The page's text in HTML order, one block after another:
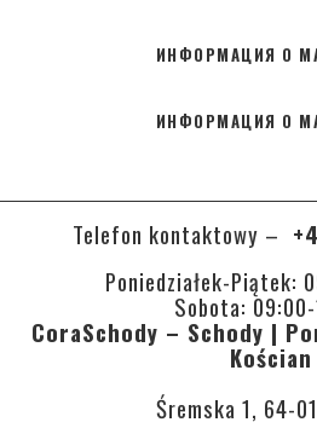
ИНФОРМАЦИЯ О
ИНФОРМАЦИЯ О
Telefon kontaktowy –
Poniedziałek-Piątek:
Sobota:
CoraSchody – Schody |
Kościan
Śremska 1, 64-